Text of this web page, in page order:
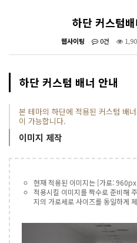
하단 커스텀
웹사이팅 0건
하단 커스텀 배너 안내
본 테마의 하단에 적용된 커스텀 배
이 가능합니다.
이미지 제작
현재 적용된 이미지는 [가로:
적용시킬 이미지를 짝수로 준비해
지의 가로세로 사이즈를 동일하게